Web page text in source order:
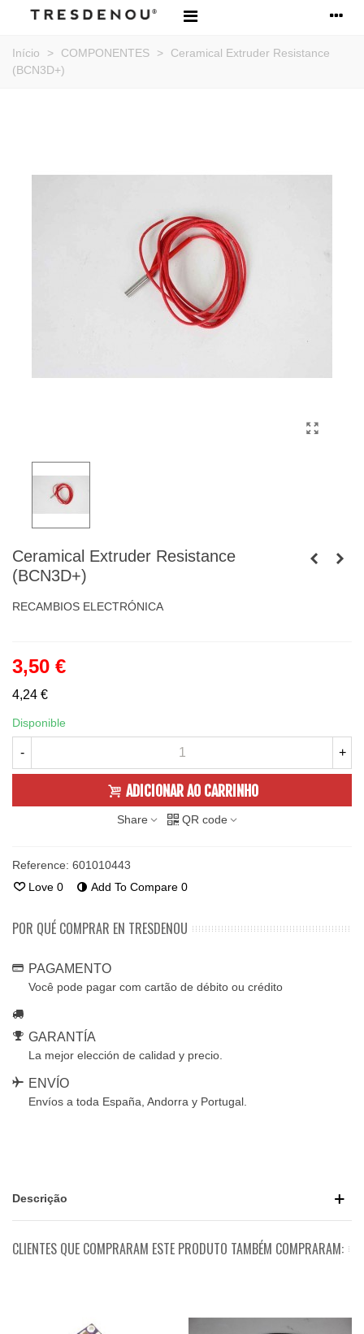
Início > COMPONENTES >
Ceramical Extruder Resistance
(BCN3D+)
Ceramical Extruder Resistance
(BCN3D+)
RECAMBIOS ELECTRÓNICA
3,50 €
4,24 €
Disponible
- +
ADICIONAR AO CARRINHO
Share QR code
Reference: 601010443
Love 0 Add To Compare 0
POR QUÉ COMPRAR EN TRESDENOU
PAGAMENTO
Você pode pagar com cartão de débito ou crédito
GARANTÍA
La mejor elección de calidad y precio.
ENVÍO
Envíos a toda España, Andorra y Portugal.
Descrição
CLIENTES QUE COMPRARAM ESTE PRODUTO TAMBÉM COMPRARAM: